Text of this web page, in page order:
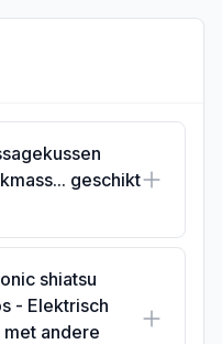
geschikt
shiatsu
- Elektrisch
andere